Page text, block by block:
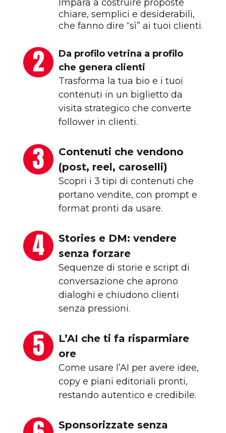
Impara a costruire proposte
chiare, semplici e desiderabili,
che fanno dire “sì” ai tuoi clienti.
Da profilo vetrina a profilo
che genera clienti
Trasforma la tua bio e i tuoi
contenuti in un biglietto da
visita strategico che converte
follower in clienti.
Contenuti che vendono
(post, reel, caroselli)
Scopri i 3 tipi di contenuti che
portano vendite, con prompt e
format pronti da usare.
Stories e DM: vendere
senza forzare
Sequenze di storie e script di
conversazione che aprono
dialoghi e chiudono clienti
senza pressioni.
L’AI che ti fa risparmiare
ore
Come usare l’AI per avere idee,
copy e piani editoriali pronti,
restando autentico e credibile.
Sponsorizzate senza